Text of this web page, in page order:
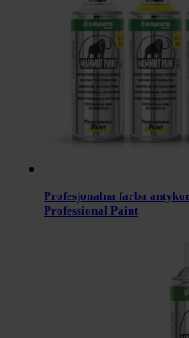
Profesjonalna farba
Professional Paint